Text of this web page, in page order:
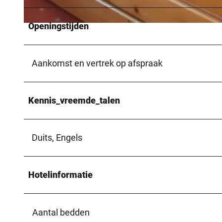
© Privat
Openingstijden
Aankomst en vertrek op afspraak
Kennis_vreemde_talen
Duits, Engels
Hotelinformatie
Aantal bedden